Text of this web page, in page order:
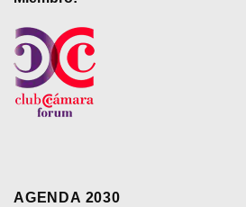
AGENDA 2030